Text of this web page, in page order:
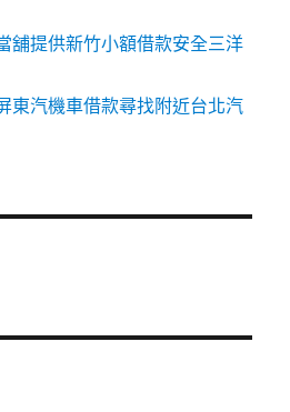
舖提供新竹小額借款安全三洋
東汽機車借款尋找附近台北汽